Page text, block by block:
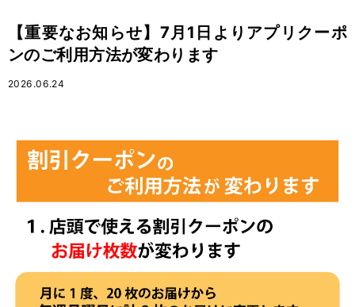
【重要なお知らせ】7月1日よりアプリクーポ
ンのご利用方法が変わります
2026.06.24